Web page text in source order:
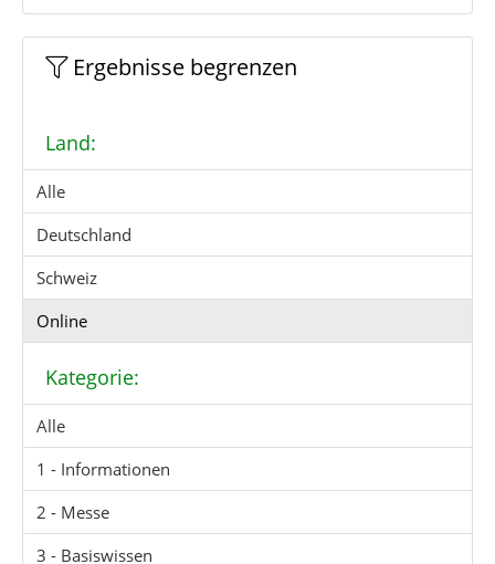
Ergebnisse begrenzen
Land:
Alle
Deutschland
Schweiz
Online
Kategorie:
Alle
1 - Informationen
2 - Messe
3 - Basiswissen